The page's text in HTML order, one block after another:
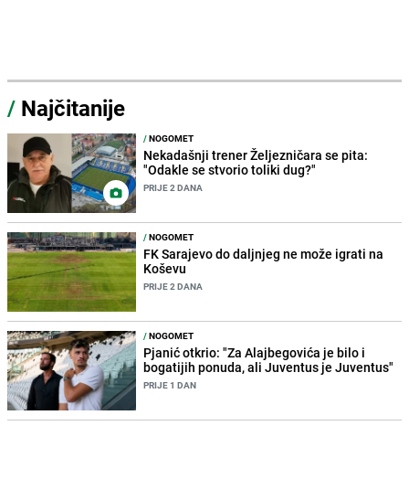
/ Najčitanije
/NOGOMET
Nekadašnji trener Željezničara se pita:
"Odakle se stvorio toliki dug?"
PRIJE 2 DANA
/NOGOMET
FK Sarajevo do daljnjeg ne može igrati na
Koševu
PRIJE 2 DANA
/NOGOMET
Pjanić otkrio: "Za Alajbegovića je bilo i
bogatijih ponuda, ali Juventus je Juventus"
PRIJE 1 DAN